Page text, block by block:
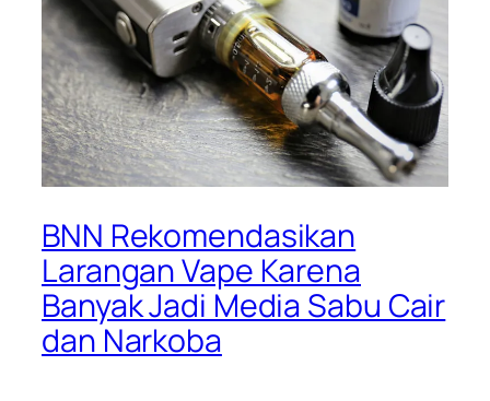
BNN Rekomendasikan
Larangan Vape Karena
Banyak Jadi Media Sabu Cair
dan Narkoba